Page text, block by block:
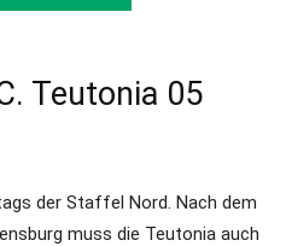
Teutonia 05
der Staffel Nord. Nach dem
muss die Teutonia auch